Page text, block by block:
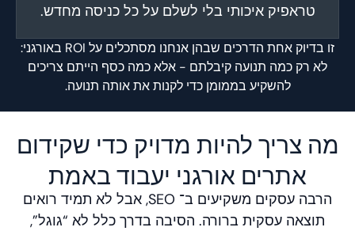
טראפיק איכותי בלי לשלם על כל כניסה מחדש.
זו בדיוק אחת הדרכים שבהן אנחנו מסתכלים על ROI באורגני:
לא רק כמה תנועה קיבלתם - אלא כמה כסף הייתם צריכים
להשקיע בממומן כדי לקנות את אותה תנועה.
מה צריך להיות מדויק כדי שקידום
אתרים אורגני יעבוד באמת
הרבה עסקים משקיעים ב־ SEO, אבל לא תמיד רואים
תוצאה עסקית ברורה. הסיבה בדרך כלל לא “גוגל”,